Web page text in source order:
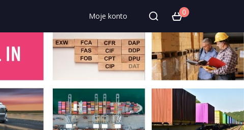
Moje konto 0